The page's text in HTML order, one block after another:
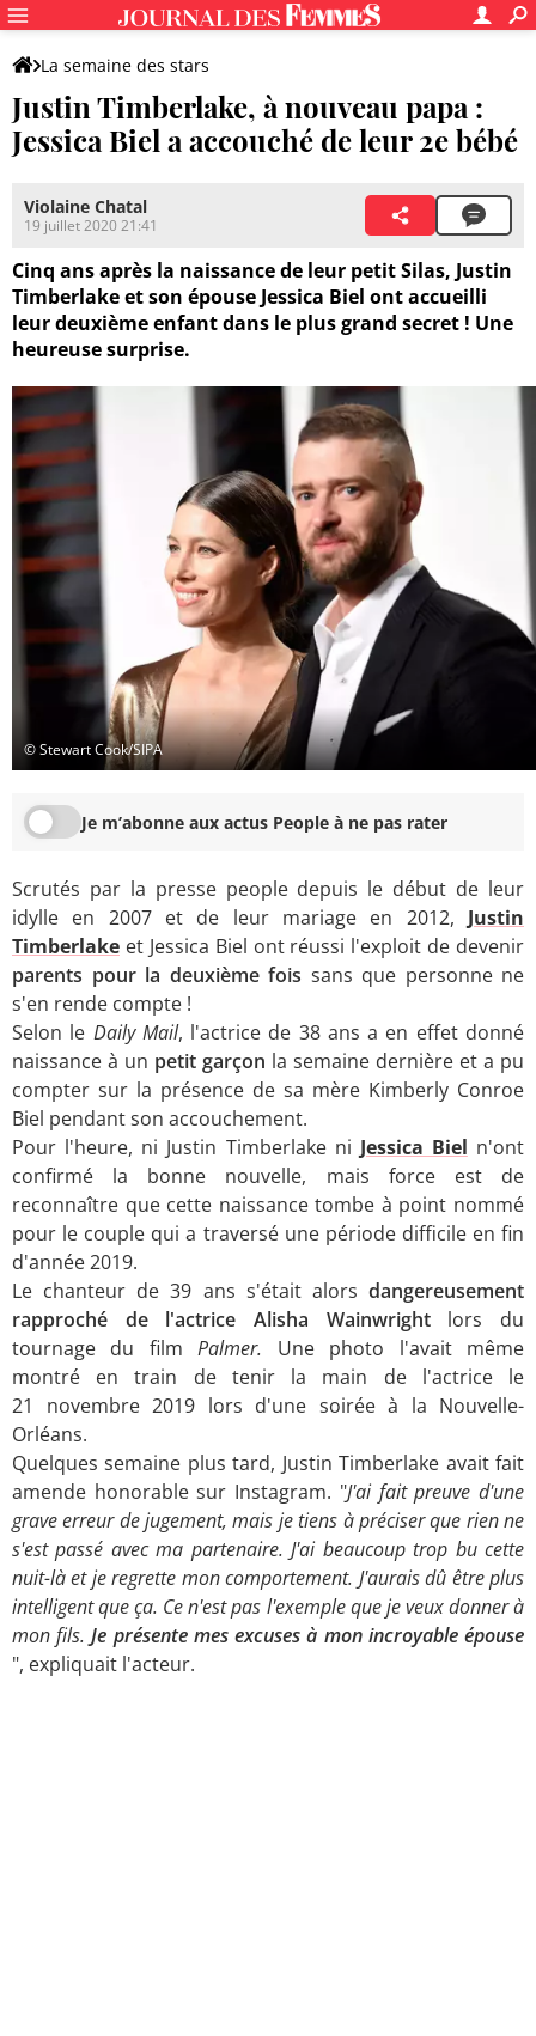
La semaine des stars
Justin Timberlake, à nouveau papa :
Jessica Biel a accouché de leur 2e bébé
Violaine Chatal
19 juillet 2020 21:41
Cinq ans après la naissance de leur petit Silas, Justin
Timberlake et son épouse Jessica Biel ont accueilli
leur deuxième enfant dans le plus grand secret ! Une
heureuse surprise.
© Stewart Cook/SIPA
Je m’abonne aux actus People à ne pas rater
Scrutés par la presse people depuis le début de leur
idylle en 2007 et de leur mariage en 2012, Justin
Timberlake et Jessica Biel ont réussi l'exploit de devenir
parents pour la deuxième fois sans que personne ne
s'en rende compte !
Selon le Daily Mail, l'actrice de 38 ans a en effet donné
naissance à un petit garçon la semaine dernière et a pu
compter sur la présence de sa mère Kimberly Conroe
Biel pendant son accouchement.
Pour l'heure, ni Justin Timberlake ni Jessica Biel n'ont
confirmé la bonne nouvelle, mais force est de
reconnaître que cette naissance tombe à point nommé
pour le couple qui a traversé une période difficile en fin
d'année 2019.
Le chanteur de 39 ans s'était alors dangereusement
rapproché de l'actrice Alisha Wainwrightlors du
tournage du filmPalmer. Une photo l'avait même
montré en train de tenir la main de l'actrice le
21 novembre 2019 lors d'une soirée à la Nouvelle-
Orléans.
Quelques semaine plus tard, Justin Timberlake avait fait
amende honorable sur Instagram. "J'ai fait preuve d'une
grave erreur de jugement, mais je tiens à préciser que rien ne
s'est passé avec ma partenaire. J'ai beaucoup trop bu cette
nuit-là et je regrette mon comportement. J'aurais dû être plus
intelligent que ça. Ce n'est pas l'exemple que je veux donner à
mon fils.Je présente mes excuses à mon incroyable épouse
", expliquait l'acteur.